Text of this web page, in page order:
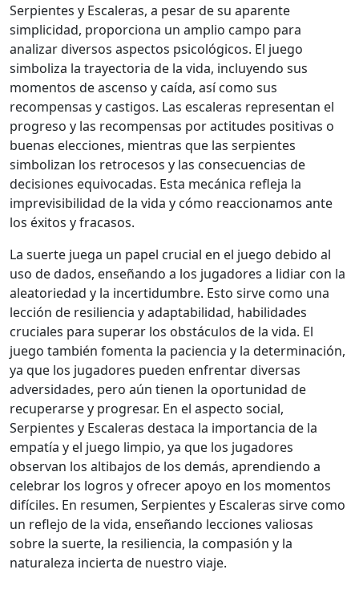
Serpientes y Escaleras, a pesar de su aparente
simplicidad, proporciona un amplio campo para
analizar diversos aspectos psicológicos. El juego
simboliza la trayectoria de la vida, incluyendo sus
momentos de ascenso y caída, así como sus
recompensas y castigos. Las escaleras representan el
progreso y las recompensas por actitudes positivas o
buenas elecciones, mientras que las serpientes
simbolizan los retrocesos y las consecuencias de
decisiones equivocadas. Esta mecánica refleja la
imprevisibilidad de la vida y cómo reaccionamos ante
los éxitos y fracasos.
La suerte juega un papel crucial en el juego debido al
uso de dados, enseñando a los jugadores a lidiar con la
aleatoriedad y la incertidumbre. Esto sirve como una
lección de resiliencia y adaptabilidad, habilidades
cruciales para superar los obstáculos de la vida. El
juego también fomenta la paciencia y la determinación,
ya que los jugadores pueden enfrentar diversas
adversidades, pero aún tienen la oportunidad de
recuperarse y progresar. En el aspecto social,
Serpientes y Escaleras destaca la importancia de la
empatía y el juego limpio, ya que los jugadores
observan los altibajos de los demás, aprendiendo a
celebrar los logros y ofrecer apoyo en los momentos
difíciles. En resumen, Serpientes y Escaleras sirve como
un reflejo de la vida, enseñando lecciones valiosas
sobre la suerte, la resiliencia, la compasión y la
naturaleza incierta de nuestro viaje.